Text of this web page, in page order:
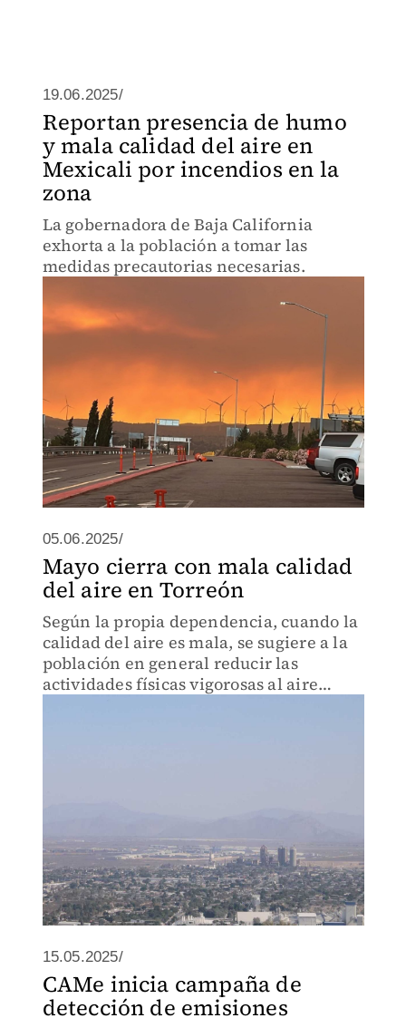
19.06.2025/
Reportan presencia de humo
y mala calidad del aire en
Mexicali por incendios en la
zona
La gobernadora de Baja California
exhorta a la población a tomar las
medidas precautorias necesarias.
05.06.2025/
Mayo cierra con mala calidad
del aire en Torreón
Según la propia dependencia, cuando la
calidad del aire es mala, se sugiere a la
población en general reducir las
actividades físicas vigorosas al aire
15.05.2025/
CAMe inicia campaña de
detección de emisiones